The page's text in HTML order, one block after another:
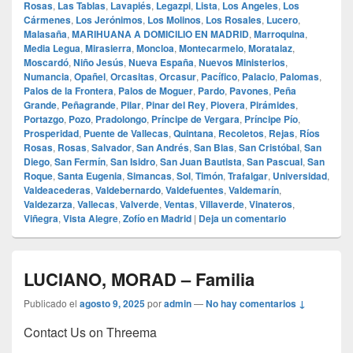
Rosas, Las Tablas, Lavapiés, Legazpi, Lista, Los Angeles, Los
Cármenes, Los Jerónimos, Los Molinos, Los Rosales, Lucero,
Malasaña, MARIHUANA A DOMICILIO EN MADRID, Marroquina,
Media Legua, Mirasierra, Moncloa, Montecarmelo, Moratalaz,
Moscardó, Niño Jesús, Nueva España, Nuevos Ministerios,
Numancia, Opañel, Orcasitas, Orcasur, Pacífico, Palacio, Palomas,
Palos de la Frontera, Palos de Moguer, Pardo, Pavones, Peña
Grande, Peñagrande, Pilar, Pinar del Rey, Piovera, Pirámides,
Portazgo, Pozo, Pradolongo, Príncipe de Vergara, Príncipe Pío,
Prosperidad, Puente de Vallecas, Quintana, Recoletos, Rejas, Ríos
Rosas, Rosas, Salvador, San Andrés, San Blas, San Cristóbal, San
Diego, San Fermín, San Isidro, San Juan Bautista, San Pascual, San
Roque, Santa Eugenia, Simancas, Sol, Timón, Trafalgar, Universidad,
Valdeacederas, Valdebernardo, Valdefuentes, Valdemarín,
Valdezarza, Vallecas, Valverde, Ventas, Villaverde, Vinateros,
Viñegra, Vista Alegre, Zofío en Madrid | Deja un comentario
LUCIANO, MORAD – Familia
Publicado el agosto 9, 2025poradmin—No hay comentarios ↓
Contact Us on Threema